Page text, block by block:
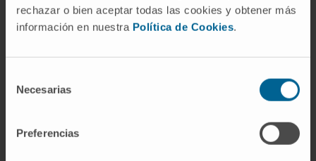
rechazar o bien aceptar todas las cookies y obtener más
información en nuestra Política de Cookies.
Necesarias
Preferencias
Acervo procede del latínacervus, que
documenta en castellano desde finales del
adjetivo construido sobre el griego
,
detrás de palabras como gen, genoma o